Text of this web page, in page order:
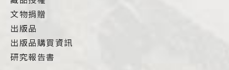
文物捐贈
出版品
出版品購買資訊
研究報告書